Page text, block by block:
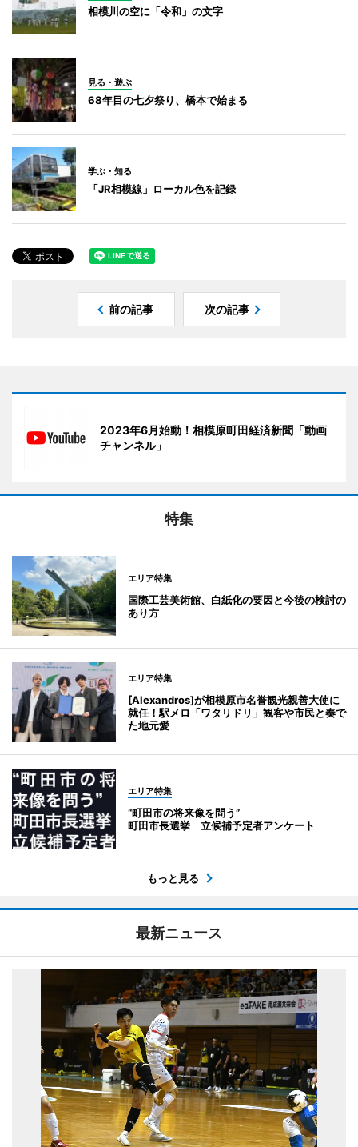
相模川の空に「令和」の文字
見る・遊ぶ
68年目の七夕祭り、橋本で始まる
学ぶ・知る
「JR相模線」ローカル色を記録
前の記事 次の記事
2023年6月始動！相模原町田経済新聞「動画
チャンネル」
特集
エリア特集
国際工芸美術館、白紙化の要因と今後の検討の
あり方
エリア特集
[Alexandros]が相模原市名誉観光親善大使に
就任！駅メロ「ワタリドリ」観客や市民と奏で
た地元愛
エリア特集
“町田市の将来像を問う”
町田市長選挙 立候補予定者アンケート
もっと見る
最新ニュース